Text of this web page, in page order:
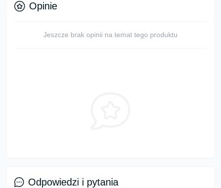
Opinie
Jeszcze brak opinii na temat tego produktu
Odpowiedzi i pytania